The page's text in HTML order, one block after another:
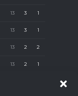
13 3 1
13 3 1
13 2 2
13 2 1
5